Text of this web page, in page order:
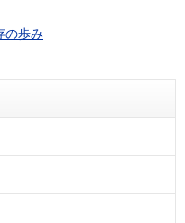
の歩み